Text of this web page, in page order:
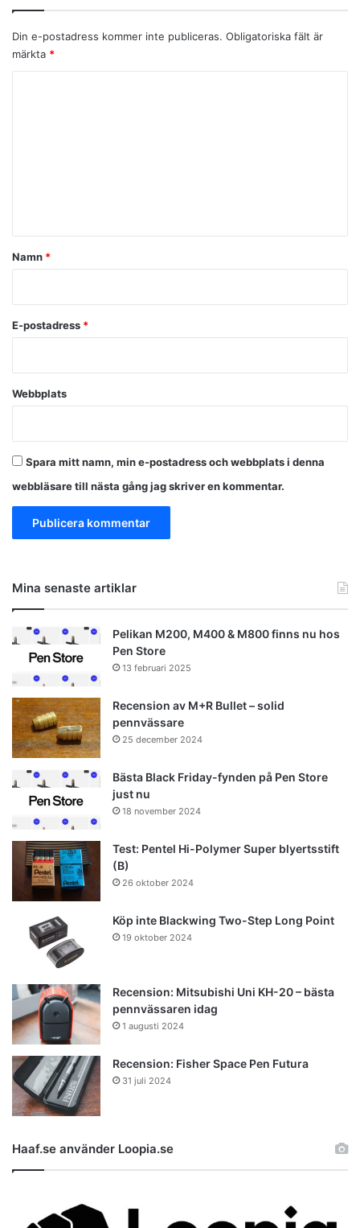
Din e-postadress kommer inte publiceras. Obligatoriska fält är
märkta *
a
Namn *
E-postadress *
Webbplats
Spara mitt namn, min e-postadress och webbplats i denna
webbläsare till nästa gång jag skriver en kommentar.
Mina senaste artiklar
Pelikan M200, M400 & M800 finns nu hos
Pen Store
13 februari 2025
Recension av M+R Bullet – solid
pennvässare
25 december 2024
Bästa Black Friday-fynden på Pen Store
just nu
18 november 2024
Test: Pentel Hi-Polymer Super blyertsstift
(B)
26 oktober 2024
Köp inte Blackwing Two-Step Long Point
19 oktober 2024
Recension: Mitsubishi Uni KH-20 – bästa
pennvässaren idag
1 augusti 2024
Recension: Fisher Space Pen Futura
31 juli 2024
Haaf.se använder Loopia.se